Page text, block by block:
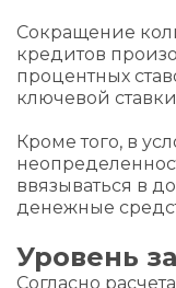
Сокращение
кредитов
процентных
ключевой
Кроме того, в
ввязываться в
денежные
Уровень
Согласно